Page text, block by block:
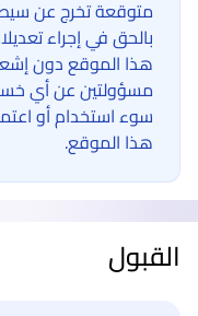
متوقعة تخرج عن
بالحق في إجراء
هذا الموقع دون
مسؤولتين عن أي
سوء استخدام أو
هذا الموقع.
القبول